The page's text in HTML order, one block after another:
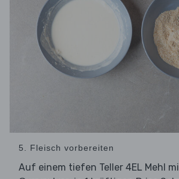
5. Fleisch vorbereiten
Auf einem tiefen Teller 4EL Mehl